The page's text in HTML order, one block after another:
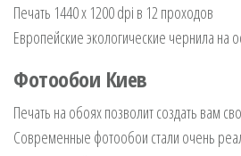
Печать 1440 х 1200 dpi в 12 проходов
Европейские экологические чернила на
Фотообои Киев
Печать на обоях позволит создать вам
Современные фотообои стали очень